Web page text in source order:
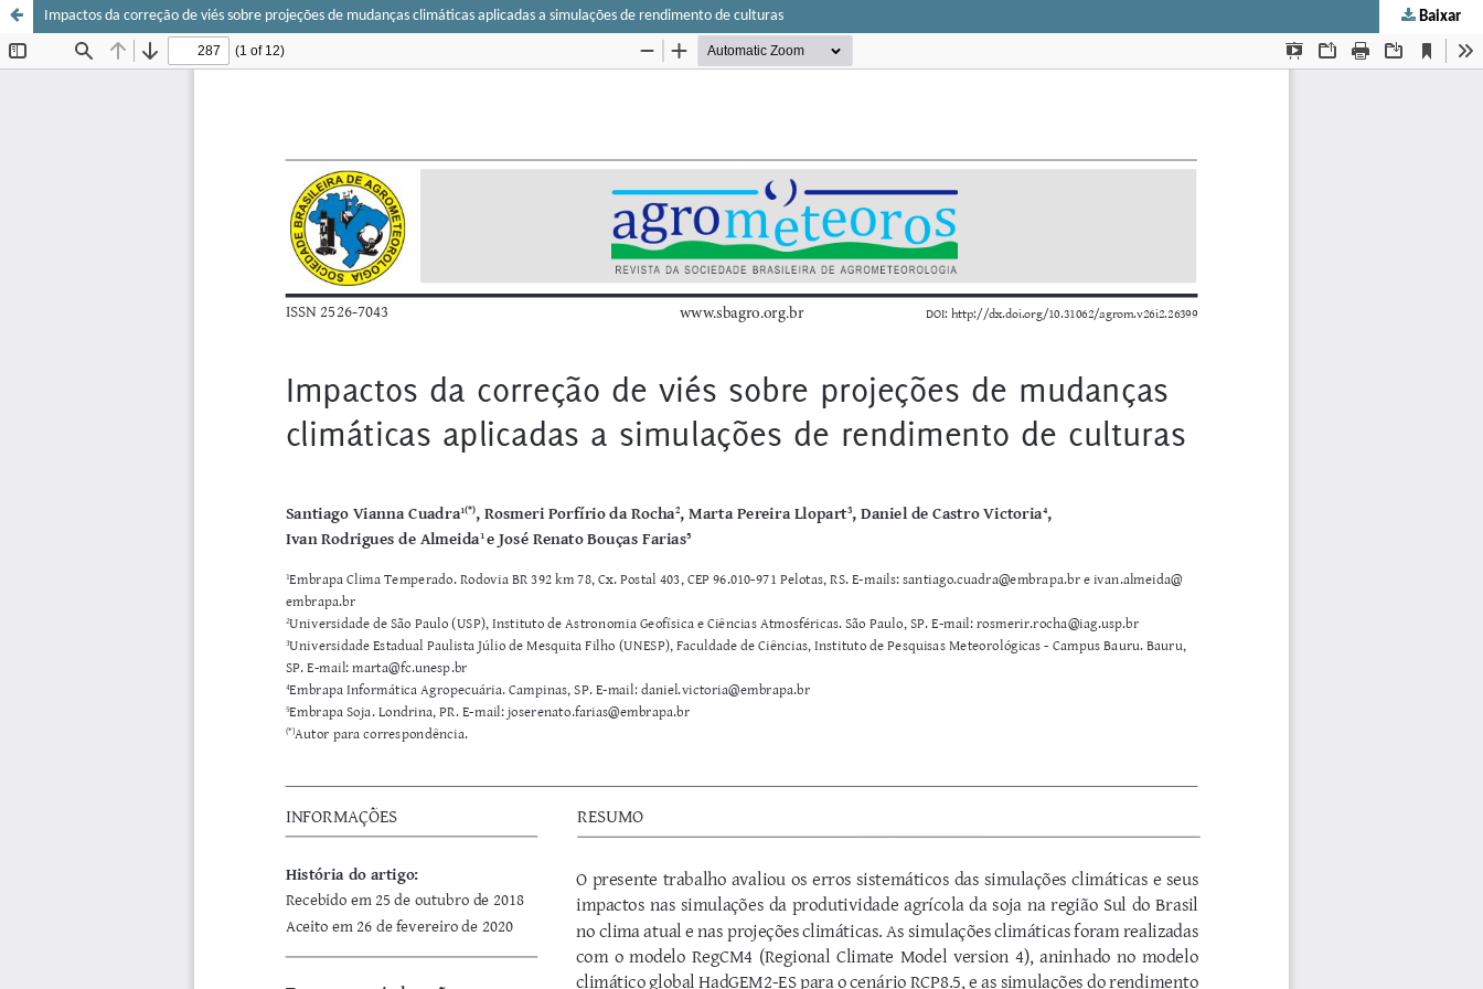
Impactos da correção de viés sobre projeções de mudanças climáticas aplicadas a simulações de rendimento de culturas Baixar